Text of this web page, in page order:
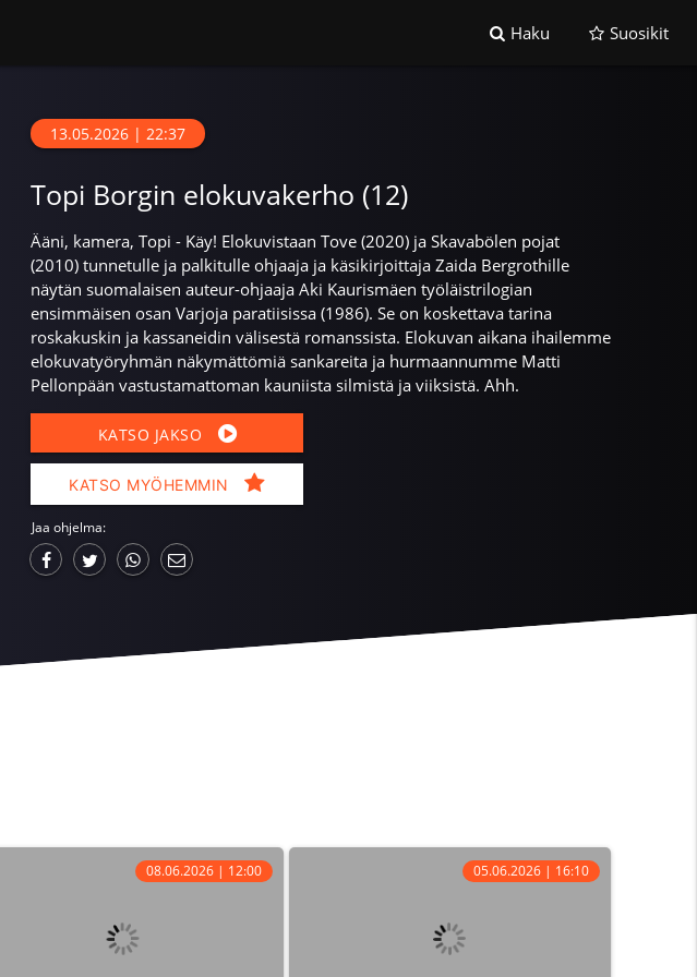
Haku Suosikit
13.05.2026 | 22:37
Topi Borgin elokuvakerho (12)
Ääni, kamera, Topi - Käy! Elokuvistaan Tove (2020) ja Skavabölen pojat
(2010) tunnetulle ja palkitulle ohjaaja ja käsikirjoittaja Zaida Bergrothille
näytän suomalaisen auteur-ohjaaja Aki Kaurismäen työläistrilogian
ensimmäisen osan Varjoja paratiisissa (1986). Se on koskettava tarina
roskakuskin ja kassaneidin välisestä romanssista. Elokuvan aikana ihailemme
elokuvatyöryhmän näkymättömiä sankareita ja hurmaannumme Matti
Pellonpään vastustamattoman kauniista silmistä ja viiksistä. Ahh.
KATSO JAKSO
KATSO MYÖHEMMIN
Jaa ohjelma:
08.06.2026 | 12:00 05.06.2026 | 16:10